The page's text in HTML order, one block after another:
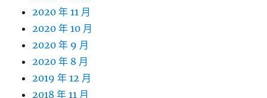
2020 年 11 月
2020 年 10 月
2020 年 9 月
2020 年 8 月
2019 年 12 月
2018 年 11 月